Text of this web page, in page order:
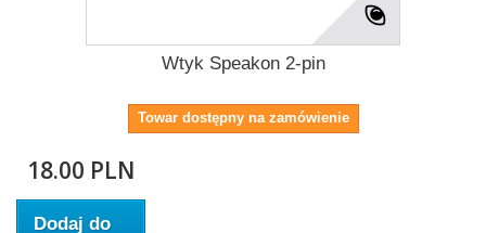
Wtyk Speakon 2-pin
Towar dostępny na zamówienie
18.00 PLN
Dodaj do